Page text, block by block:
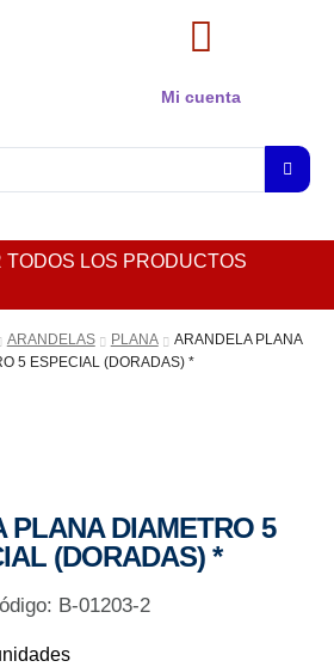
Mi cuenta
TODOS LOS PRODUCTOS
ARANDELAS PLANA
ARANDELA PLANA
5 ESPECIAL (DORADAS) *
PLANA DIAMETRO 5
(DORADAS) *
B-01203-2